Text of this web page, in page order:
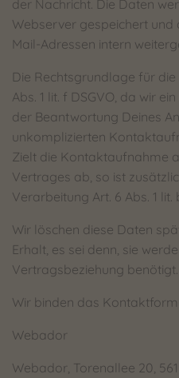
der Nachricht. Die Daten
Webserver gespeichert und
Mail-Adressen intern
Die Rechtsgrundlage für
Abs. 1 lit. f DSGVO, da wir
der Beantwortung Deines
unkomplizierten
Zielt die Kontaktaufnahme
Vertrages ab, so ist
Verarbeitung Art. 6 Abs. 1 lit.
Wir löschen diese Daten
Erhalt, es sei denn, sie
Vertragsbeziehung benötigt.
Wir binden das
Webador
Webador, Torenallee 20,